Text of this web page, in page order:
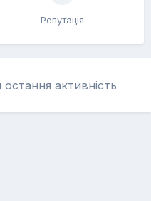
Репутація
активність